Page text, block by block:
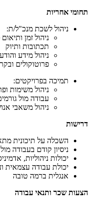
תחומי אחריות
ניהול לשכת מנכ"ל/ת:
ניהול זמן
תכתובות ותיוק
ניהול מידע
פרוטוקולים
תמיכה בפרויקטים:
ניהול משימות
עבודה מול
ניהול משאבי
דרישות
השכלה על תיכונית
ניסיון קודם בעבודה
יכולות ניהוליות,
יכולת עבודה עצמאית
אנגלית ברמה טובה
הצעות שכר ותנאי עבודה